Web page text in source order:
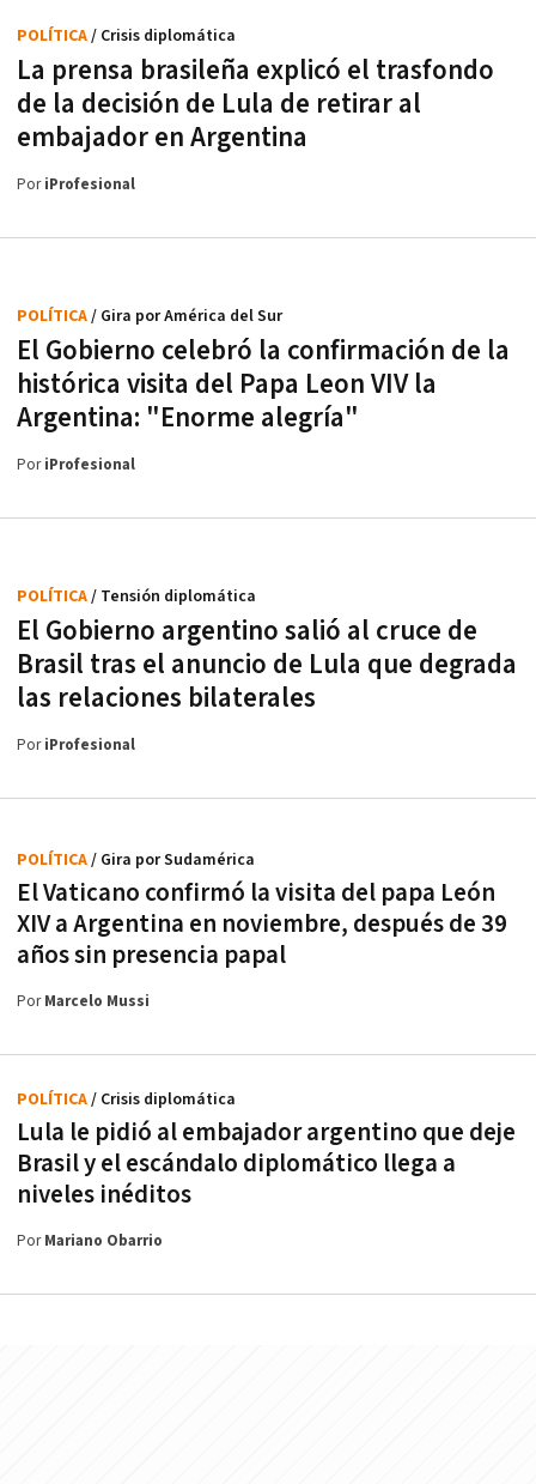
La prensa brasileña explicó el trasfondo
de la decisión de Lula de retirar al
embajador en Argentina
POLÍTICA/ Crisis diplomática
PoriProfesional
El Gobierno celebró la confirmación de la
histórica visita del Papa Leon VIV la
Argentina: "Enorme alegría"
POLÍTICA/ Gira por América del Sur
PoriProfesional
El Gobierno argentino salió al cruce de
Brasil tras el anuncio de Lula que degrada
las relaciones bilaterales
POLÍTICA/ Tensión diplomática
PoriProfesional
El Vaticano confirmó la visita del papa León
XIV a Argentina en noviembre, después de 39
años sin presencia papal
POLÍTICA/ Gira por Sudamérica
PorMarcelo Mussi
Lula le pidió al embajador argentino que deje
Brasil y el escándalo diplomático llega a
niveles inéditos
POLÍTICA/ Crisis diplomática
PorMariano Obarrio